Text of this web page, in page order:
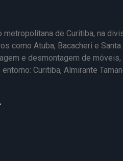
de Curitiba, na
como Atuba, Bacacheri e
e desmontagem de
Curitiba, Almirante